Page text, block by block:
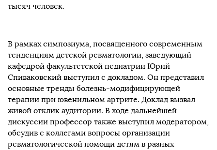
тысяч человек.
В рамках симпозиума, посвященного современным
тенденциям детской ревматологии, заведующий
кафедрой факультетской педиатрии Юрий
Спиваковский выступил с докладом. Он представил
основные тренды болезнь-модифицирующей
терапии при ювенильном артрите. Доклад вызвал
живой отклик аудитории. В ходе дальнейшей
дискуссии профессор также выступил модератором,
обсудив с коллегами вопросы организации
ревматологической помощи детям в разных